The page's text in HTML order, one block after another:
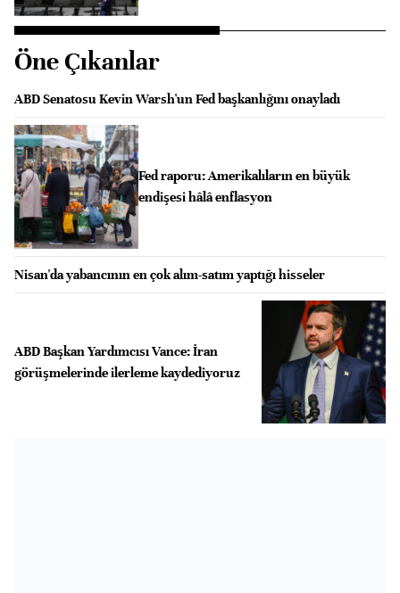
Öne Çıkanlar
ABD Senatosu Kevin Warsh'un Fed başkanlığını onayladı
Fed raporu: Amerikalıların en büyük
endişesi hâlâ enflasyon
Nisan'da yabancının en çok alım-satım yaptığı hisseler
ABD Başkan Yardımcısı Vance: İran
görüşmelerinde ilerleme kaydediyoruz